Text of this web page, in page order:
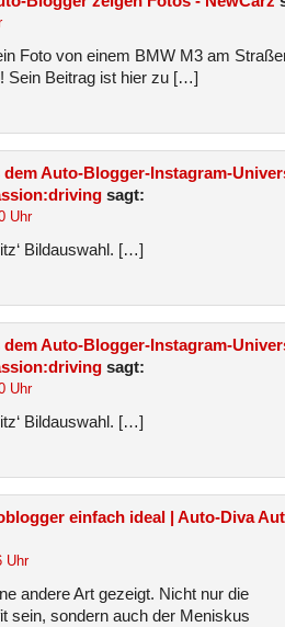
Foto von einem BMW M3 am
Sein Beitrag ist hier zu […]
dem Auto-Blogger-Instagram-
sagt:
Uhr
Bildauswahl. […]
dem Auto-Blogger-Instagram-
sagt:
Uhr
Bildauswahl. […]
einfach ideal | Auto-Diva
Uhr
andere Art gezeigt. Nicht nur die
sein, sondern auch der Meniskus